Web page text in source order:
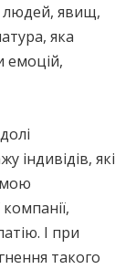
людей, явищ,
яка
емоцій,
індивідів, які
І при
такого